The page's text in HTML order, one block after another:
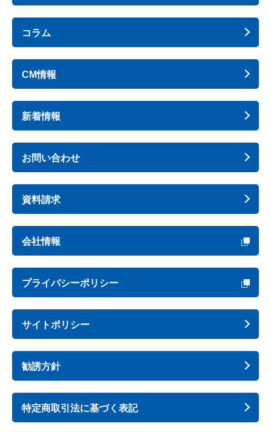
コラム
CM情報
新着情報
お問い合わせ
資料請求
会社情報
プライバシーポリシー
サイトポリシー
勧誘方針
特定商取引法に基づく表記